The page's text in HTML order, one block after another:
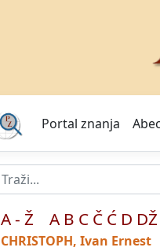
Portal znanja
A - Ž A B C Č Ć D DŽ
CHRISTOPH, Ivan Ernest